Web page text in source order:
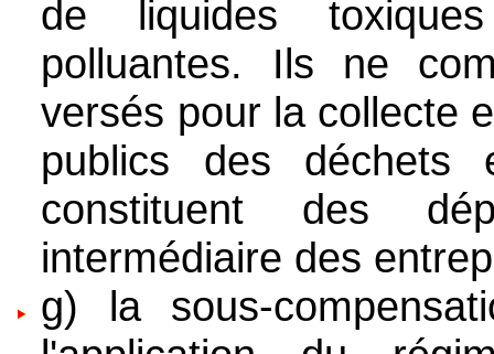
de liquides
polluantes. Ils ne
versés pour la collecte
publics des déchets
constituent des
intermédiaire des
g) la sous-